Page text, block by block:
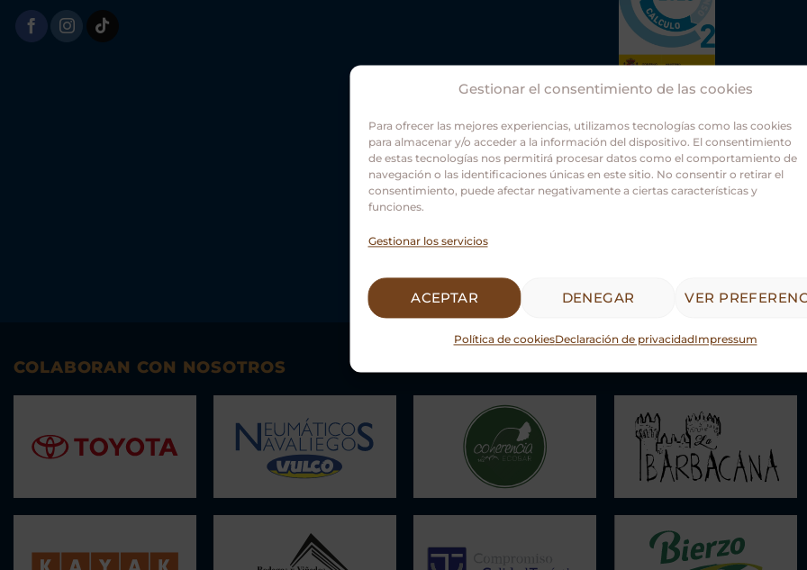
Gestionar el consentimiento de las cookies
Para ofrecer las mejores experiencias, utilizamos tecnologías como las cookies
para almacenar y/o acceder a la información del dispositivo. El consentimiento
de estas tecnologías nos permitirá procesar datos como el comportamiento de
navegación o las identificaciones únicas en este sitio. No consentir o retirar el
consentimiento, puede afectar negativamente a ciertas características y
funciones.
Gestionar los servicios
ACEPTAR DENEGAR VER
Política de cookiesDeclaración de privacidadImpressum
Asociación Guías
Castilla y León.
COLABORAN CON NOSOTROS